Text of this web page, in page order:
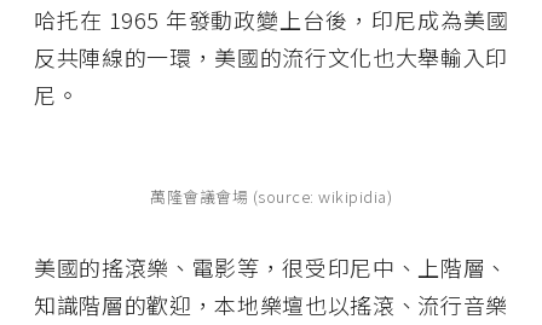
哈托在 1965 年發動政變上台後，印尼成為美國
反共陣線的一環，美國的流行文化也大舉輸入印
尼。
萬隆會議會場 (source: wikipidia)
美國的搖滾樂、電影等，很受印尼中、上階層、
知識階層的歡迎，本地樂壇也以搖滾、流行音樂